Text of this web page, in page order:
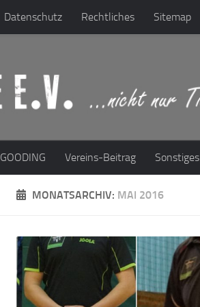
Datenschutz Rechtliches Sitemap
GOODING Vereins-Beitrag Sonstiges
MONATSARCHIV: MAI 2016